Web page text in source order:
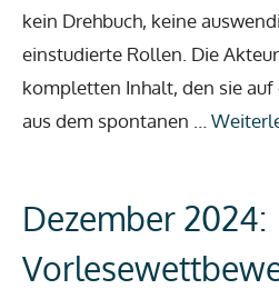
kein Drehbuch, keine
einstudierte Rollen. Die
kompletten Inhalt, den sie
aus dem spontanen …
Dezember 2024: